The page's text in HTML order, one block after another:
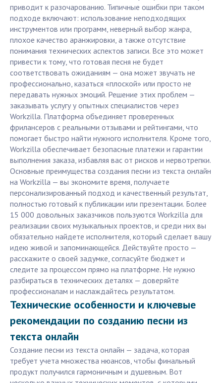
приводит к разочарованию. Типичные ошибки при таком
подходе включают: использование неподходящих
инструментов или программ, неверный выбор жанра,
плохое качество аранжировки, а также отсутствие
понимания технических аспектов записи. Все это может
привести к тому, что готовая песня не будет
соответствовать ожиданиям — она может звучать не
профессионально, казаться «плоской» или просто не
передавать нужных эмоций. Решение этих проблем —
заказывать услугу у опытных специалистов через
Workzilla. Платформа объединяет проверенных
фрилансеров с реальными отзывами и рейтингами, что
помогает быстро найти нужного исполнителя. Кроме того,
Workzilla обеспечивает безопасные платежи и гарантии
выполнения заказа, избавляя вас от рисков и нервотрепки.
Основные преимущества создания песни из текста онлайн
на Workzilla — вы экономите время, получаете
персонализированный подход и качественный результат,
полностью готовый к публикации или презентации. Более
15 000 довольных заказчиков пользуются Workzilla для
реализации своих музыкальных проектов, и среди них вы
обязательно найдете исполнителя, который сделает вашу
идею живой и запоминающейся. Действуйте просто —
расскажите о своей задумке, согласуйте бюджет и
следите за процессом прямо на платформе. Не нужно
разбираться в технических деталях — доверяйте
профессионалам и наслаждайтесь результатом.
Технические особенности и ключевые
рекомендации по созданию песни из
текста онлайн
Создание песни из текста онлайн — задача, которая
требует учета множества нюансов, чтобы финальный
продукт получился гармоничным и душевным. Вот